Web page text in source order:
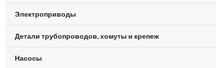
Электроприводы
Детали трубопроводов, хомуты и крепеж
Насосы